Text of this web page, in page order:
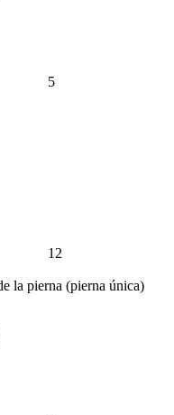
5
12
la pierna (pierna única)